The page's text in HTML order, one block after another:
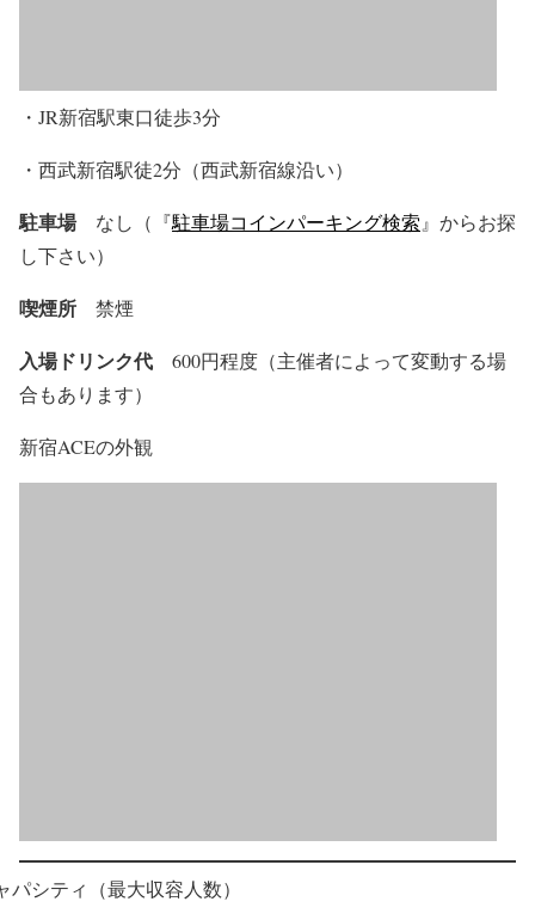
・JR新宿駅東口徒歩3分
・西武新宿駅徒2分（西武新宿線沿い）
駐車場なし（『駐車場コインパーキング検索 』からお探
し下さい）
喫煙所 禁煙
入場ドリンク代 600円程度（主催者によって変動する場
合もあります）
新宿ACEの外観
パシティ（最大収容人数）